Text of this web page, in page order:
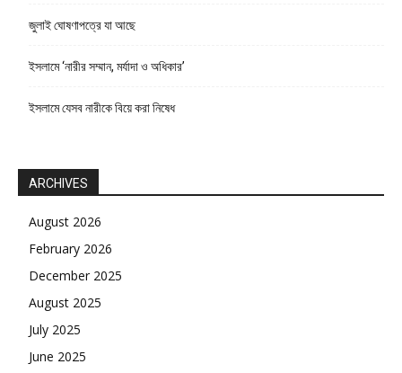
জুলাই ঘোষণাপত্রে যা আছে
ইসলামে ‘নারীর সম্মান, মর্যাদা ও অধিকার’
ইসলামে যেসব নারীকে বিয়ে করা নিষেধ
ARCHIVES
August 2026
February 2026
December 2025
August 2025
July 2025
June 2025